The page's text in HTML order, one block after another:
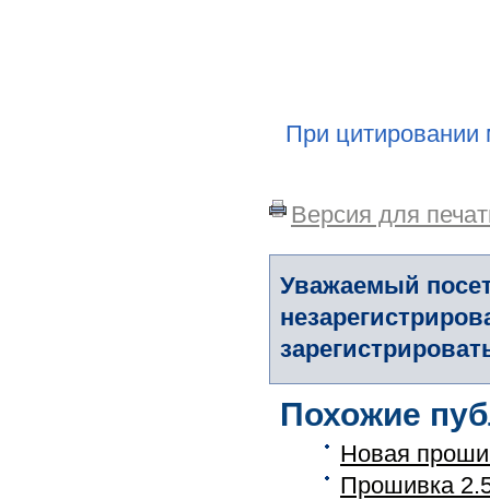
При цитировании
Версия для
Уважаемый
Похожие
Новая
Прошивка